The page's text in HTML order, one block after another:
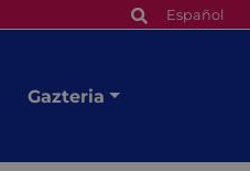
Español
Gazteria